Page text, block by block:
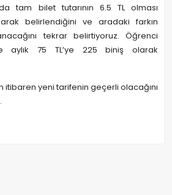
tam bilet tutarının 6.5 TL olması
belirlendiğini ve aradaki farkın
tekrar belirtiyoruz. Öğrenci
aylık 75 TL’ye 225 biniş olarak
itibaren yeni tarifenin geçerli olacağını